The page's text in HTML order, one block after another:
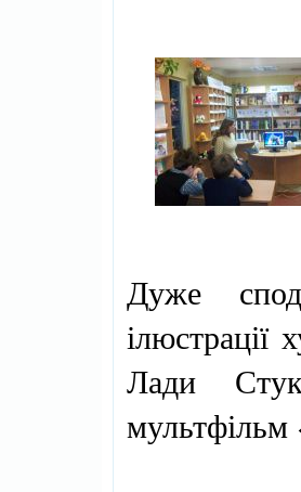
Дуже
Лади
мультфільм